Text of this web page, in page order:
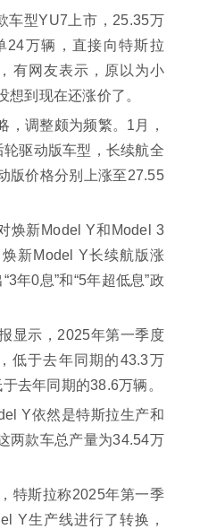
车型YU7上市，25.35万
24万辆，直接向特斯拉
有网友表示，原以为小
想到现在还涨价了。
，调整颇为频繁。1月，
驱动版车型，长续航全
版价格分别上涨至27.55
焕新Model Y和Model 3
新Model Y长续航版涨
年0息”和“5年超低息”政
显示，2025年第一季度
低于去年同期的43.3万
去年同期的38.6万辆。
Y依然是特斯拉生产和
两款车总产量为34.54万
特斯拉称2025年第一季
Y生产线进行了转换，